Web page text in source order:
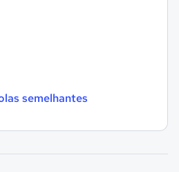
semelhantes